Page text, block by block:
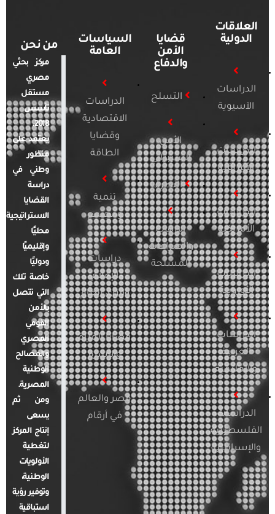
العلاقات
الدولية
الدراسات
الآسيوية
الدراسات
الأفريقية
الدراسات
الأمريكية
الدراسات
الأوروبية
الدراسات
العربية
والإقليمية
الدراسات
الفلسطينية
والإسرائيلية
قضايا
الأمن
والدفاع
التسلح
الأمن
السيبراني
التطرف
الإرهاب
والصراعات
المسلحة
السياسات
العامة
الدراسات
الاقتصادية
وقضايا
الطاقة
تنمية
ومجتمع
دراسات
الإعلام
والرأي العام
قضايا المرأة
والأسرة
مصر والعالم
في أرقام
من نحن
مركز بحثي
مصري
مستقل
تأسس
2018.
يعتمد على
منظور
وطني في
دراسة
القضايا
الاستراتيجية
محليًا
وإقليميًا
ودوليًا
خاصة تلك
التي تتصل
بالأمن
القومي
المصري
والمصالح
الوطنية
المصرية.
ومن ثم
يسعى
إنتاج المركز
لتغطية
الأولويات
الوطنية،
وتوفير رؤية
استباقية